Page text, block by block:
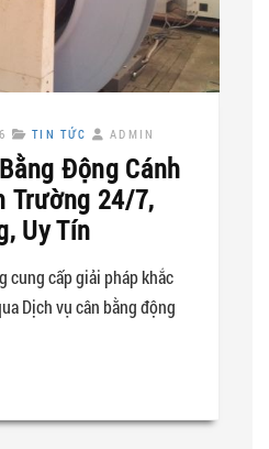
TIN TỨC ADMIN
Động Cánh
Trường 24/7,
Uy Tín
cung cấp giải pháp khắc
Dịch vụ cân bằng động